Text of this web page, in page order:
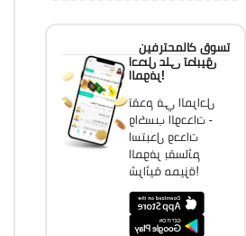
تسوق كالمحترفين
احصل على تطبيق
الموفر!
تقدم في المراحل
واكسب الوحدات -
استبدل وحدات
الموفر بقسائم
شرائية مميزة!